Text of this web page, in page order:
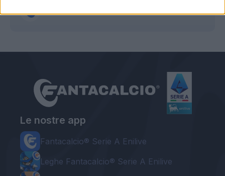
Graziano Urbani
Le nostre app
Fantacalcio® Serie A Enilive
Leghe Fantacalcio® Serie A Enilive